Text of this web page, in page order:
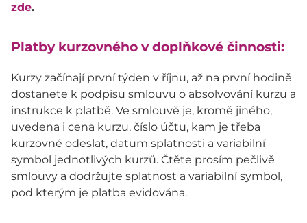
zde.
Platby kurzovného v doplňkové činnosti:
Kurzy začínají první týden v říjnu, až na první hodině
dostanete k podpisu smlouvu o absolvování kurzu a
instrukce k platbě. Ve smlouvě je, kromě jiného,
uvedena i cena kurzu, číslo účtu, kam je třeba
kurzovné odeslat, datum splatnosti a variabilní
symbol jednotlivých kurzů. Čtěte prosím pečlivě
smlouvy a dodržujte splatnost a variabilní symbol,
pod kterým je platba evidována.